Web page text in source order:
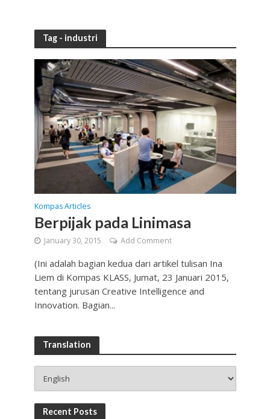
Tag - industri
Kompas Articles
Berpijak pada Linimasa
January 30, 2015 Add Comment
(Ini adalah bagian kedua dari artikel tulisan Ina
Liem di Kompas KLASS, Jumat, 23 Januari 2015,
tentang jurusan Creative Intelligence and
Innovation. Bagian...
Translation
Recent Posts